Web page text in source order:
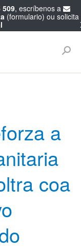
a
coa
509, escríbenos a
(formulario) ou solicita